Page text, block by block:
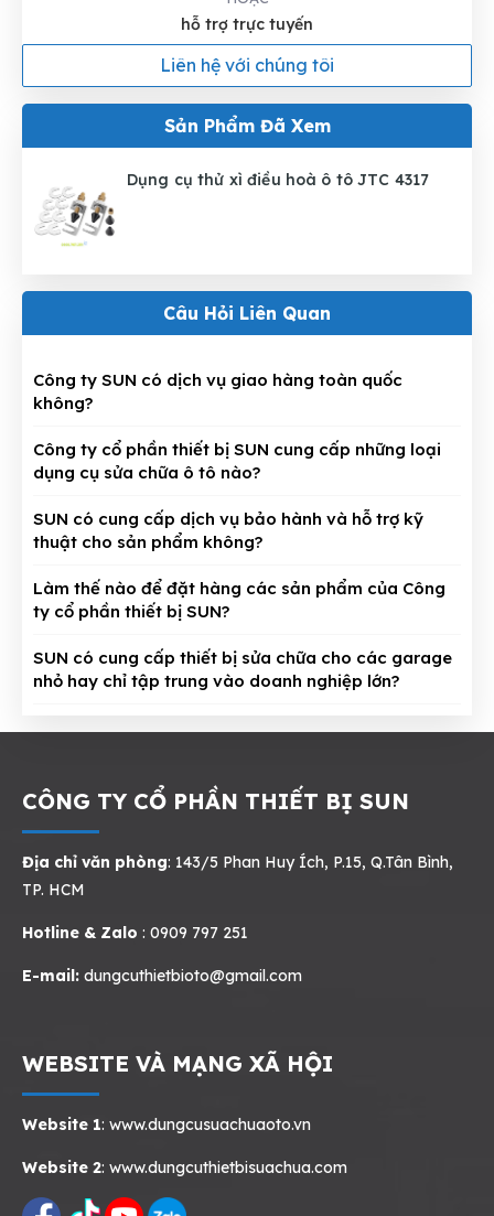
hỗ trợ trực tuyến
Liên hệ với chúng tôi
Sản Phẩm Đã Xem
Dụng cụ thử xì điều hoà ô tô JTC 4317
Câu Hỏi Liên Quan
Công ty SUN có dịch vụ giao hàng toàn quốc
không?
Công ty cổ phần thiết bị SUN cung cấp những loại
dụng cụ sửa chữa ô tô nào?
SUN có cung cấp dịch vụ bảo hành và hỗ trợ kỹ
thuật cho sản phẩm không?
Làm thế nào để đặt hàng các sản phẩm của Công
ty cổ phần thiết bị SUN?
SUN có cung cấp thiết bị sửa chữa cho các garage
nhỏ hay chỉ tập trung vào doanh nghiệp lớn?
CÔNG TY CỔ PHẦN THIẾT BỊ SUN
Địa chỉ văn phòng: 143/5 Phan Huy Ích, P.15, Q.Tân Bình,
TP. HCM
Hotline & Zalo : 0909 797 251
E-mail: dungcuthietbioto@gmail.com
WEBSITE VÀ MẠNG XÃ HỘI
Website 1: www.dungcusuachuaoto.vn
Website 2: www.dungcuthietbisuachua.com